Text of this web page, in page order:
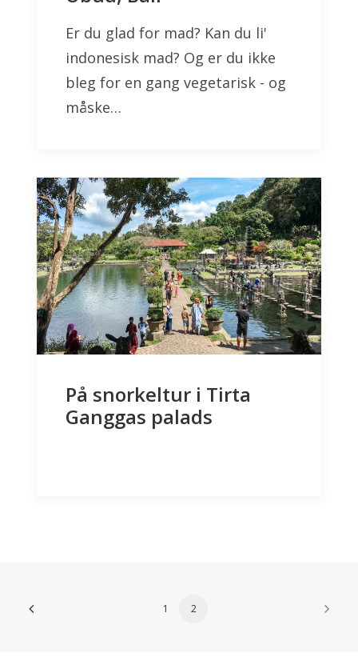
Er du glad for mad? Kan du li'
indonesisk mad? Og er du ikke
bleg for en gang vegetarisk - og
måske…
På snorkeltur i Tirta
Ganggas palads
1 2